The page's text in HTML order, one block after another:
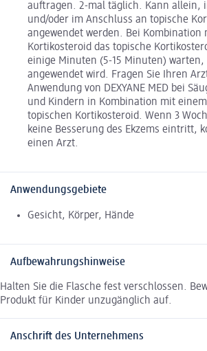
auftragen. 2-mal täglich. Kann allein,
und/oder im Anschluss an topische
angewendet werden. Bei Kombination
Kortikosteroid das topische
einige Minuten (5-15 Minuten) warten,
angewendet wird. Fragen Sie Ihren
Anwendung von DEXYANE MED bei
und Kindern in Kombination mit
topischen Kortikosteroid. Wenn 3
keine Besserung des Ekzems eintritt,
einen Arzt.
Anwendungsgebiete
Gesicht, Körper, Hände
Aufbewahrungshinweise
Halten Sie die Flasche fest verschlossen.
Produkt für Kinder unzugänglich auf.
Anschrift des Unternehmens